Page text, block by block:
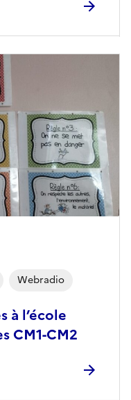
à l’école
CM1-CM2
Webradio